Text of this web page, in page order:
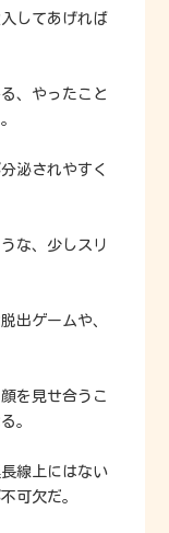
してあげれば
、やったこと
泌されやすく
な、少しスリ
出ゲームや、
を見せ合うこ
。
線上にはない
可欠だ。